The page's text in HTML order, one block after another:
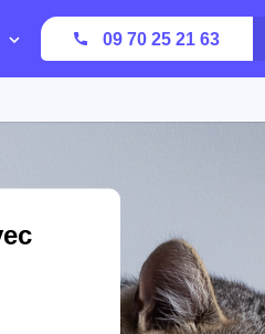
09 70 25 21 63